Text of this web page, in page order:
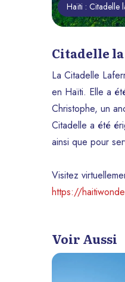
Kenscoff Et
Royal
Haïti : Citadelle
Citadelle
La Citadelle
en Haïti. Elle a
Christophe, un
Citadelle a été
ainsi que pour
Visitez
https://
Voir Aussi